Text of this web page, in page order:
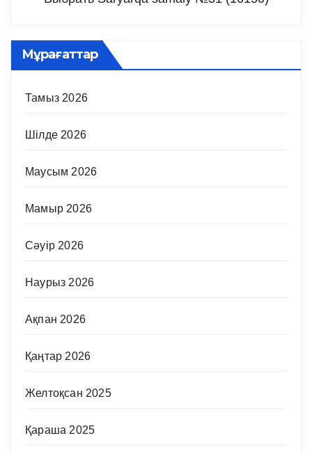
Мұрағаттар
Тамыз 2026
Шілде 2026
Маусым 2026
Мамыр 2026
Сәуір 2026
Наурыз 2026
Ақпан 2026
Қаңтар 2026
Желтоқсан 2025
Қараша 2025